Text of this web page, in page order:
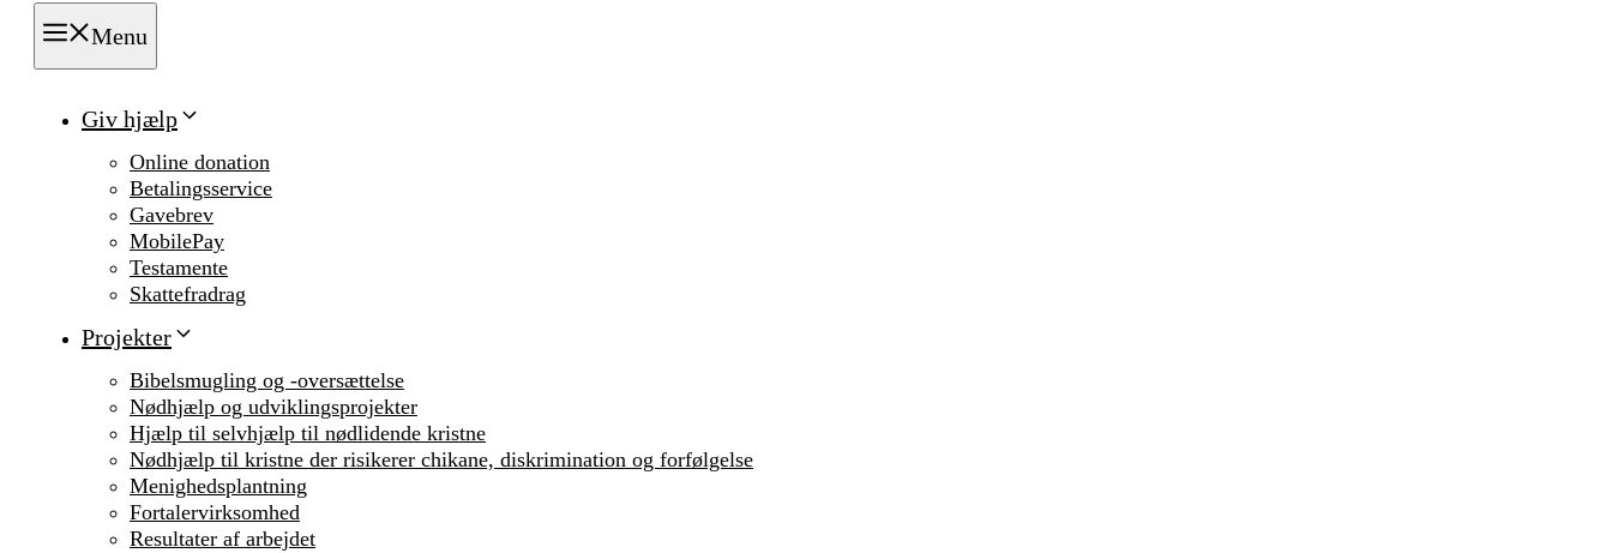
Menu
Giv hjælp
Online donation
Betalingsservice
Gavebrev
MobilePay
Testamente
Skattefradrag
Projekter
Bibelsmugling og -oversættelse
Nødhjælp og udviklingsprojekter
Hjælp til selvhjælp til nødlidende kristne
Nødhjælp til kristne der risikerer chikane, diskrimination og forfølgelse
Menighedsplantning
Fortalervirksomhed
Resultater af arbejdet